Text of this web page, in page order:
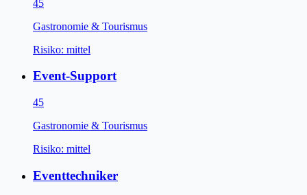
45
Gastronomie & Tourismus
Risiko: mittel
Event-Support
45
Gastronomie & Tourismus
Risiko: mittel
Eventtechniker